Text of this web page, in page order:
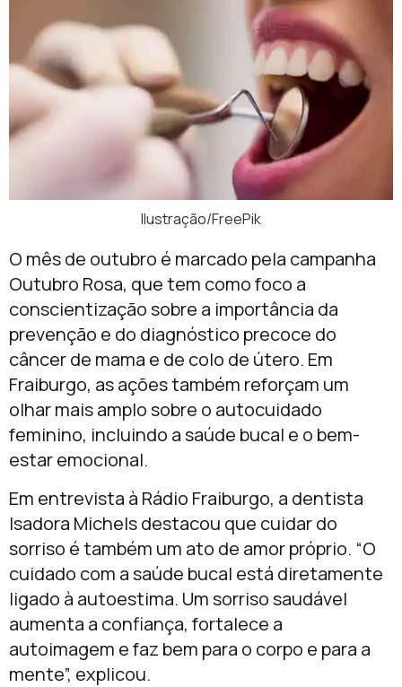
Ilustração/FreePik
O mês de outubro é marcado pela campanha
Outubro Rosa, que tem como foco a
conscientização sobre a importância da
prevenção e do diagnóstico precoce do
câncer de mama e de colo de útero. Em
Fraiburgo, as ações também reforçam um
olhar mais amplo sobre o autocuidado
feminino, incluindo a saúde bucal e o bem-
estar emocional.
Em entrevista à Rádio Fraiburgo, a dentista
Isadora Michels destacou que cuidar do
sorriso é também um ato de amor próprio. “O
cuidado com a saúde bucal está diretamente
ligado à autoestima. Um sorriso saudável
aumenta a confiança, fortalece a
autoimagem e faz bem para o corpo e para a
mente”, explicou.